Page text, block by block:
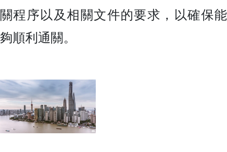
關程序以及相關文件的要求，以確保能
夠順利通關。